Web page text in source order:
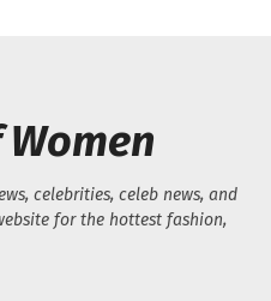
celebrities, celeb news, and
for the hottest fashion,